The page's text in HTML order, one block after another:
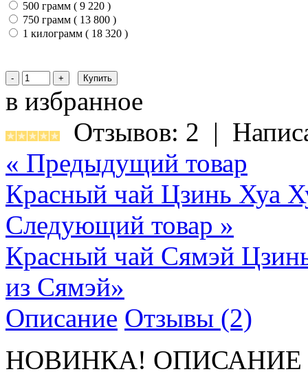
500 грамм ( 9 220 )
750 грамм ( 13 800 )
1 килограмм ( 18 320 )
в избранное
Отзывов: 2 |
« Предыдущий товар
Красный чай Цзинь Хуа
Следующий товар »
Красный чай Сямэй
из Сямэй»
Описание Отзывы (2)
НОВИНКА! ОПИСАНИЕ